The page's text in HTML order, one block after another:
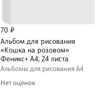
70 ₽
Альбом для рисования
«Кошка на розовом»
Феникс+ А4, 24 листа
Альбомы для рисования А4
Нет оценок